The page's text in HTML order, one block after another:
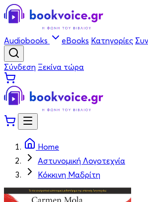
Audiobooks eBooks Κατηγορίες
Σύνδεση Ξεκίνα τώρα
Home
Αστυνομική Λογοτεχνία
Κόκκινη Μαδρίτη